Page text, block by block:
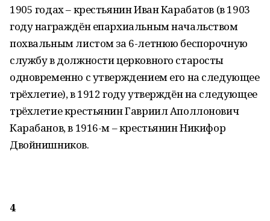
1905 годах – крестьянин Иван Карабатов (в 1903
году награждён епархиальным начальством
похвальным листом за 6-летнюю беспорочную
службу в должности церковного старосты
одновременно с утверждением его на следующее
трёхлетие), в 1912 году утверждён на следующее
трёхлетие крестьянин Гавриил Аполлонович
Карабанов, в 1916-м – крестьянин Никифор
Двойнишников.
4